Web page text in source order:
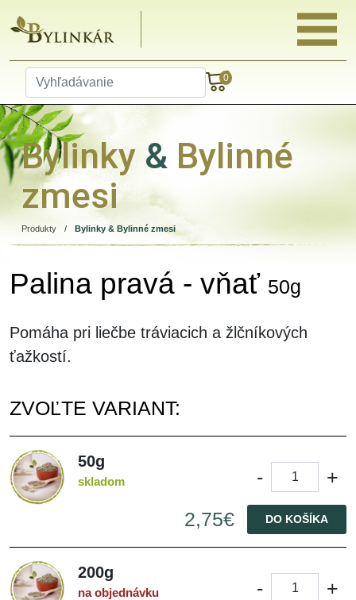
0
Bylinky & Bylinné
zmesi
Produkty / Bylinky & Bylinné zmesi
Palina pravá - vňať 50g
Pomáha pri liečbe tráviacich a žlčníkových
ťažkostí.
ZVOĽTE VARIANT:
50g
skladom -
+
2,75€
DO KOŠÍKA
200g
na objednávku -
+